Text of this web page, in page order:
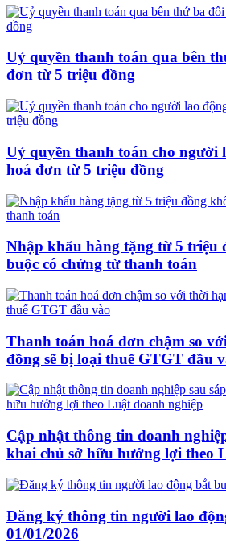
Uỷ quyền thanh toán qua bên
đơn từ 5 triệu đồng
Uỷ quyền thanh toán cho người
hoá đơn từ 5 triệu đồng
Nhập khẩu hàng tặng từ 5 triệu
buộc có chứng từ thanh toán
Thanh toán hoá đơn chậm so
đồng sẽ bị loại thuế GTGT đầu
Cập nhật thông tin doanh
khai chủ sở hữu hưởng lợi theo
Đăng ký thông tin người lao
01/01/2026